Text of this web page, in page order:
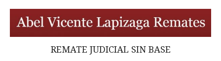
REMATE JUDICIAL SIN BASE